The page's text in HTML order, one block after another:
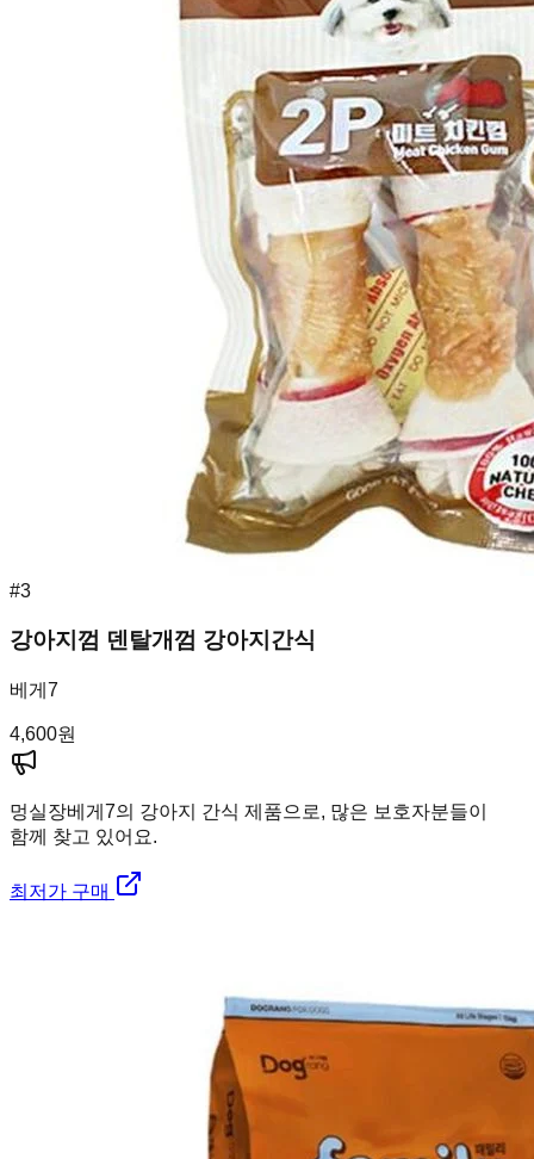
#3
강아지껌 덴탈개껌 강아지간식
베게7
4,600원
멍실장베게7의 강아지 간식 제품으로, 많은 보호자분들이
함께 찾고 있어요.
최저가 구매